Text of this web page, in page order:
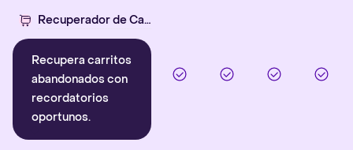
Recuperador de Carritos
Recupera carritos
abandonados con
recordatorios
oportunos.